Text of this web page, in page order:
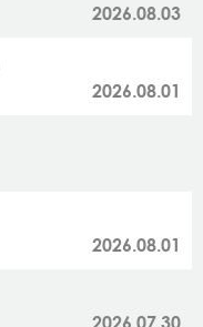
2026.08.03
2026.08.01
2026.08.01
2026.07.30